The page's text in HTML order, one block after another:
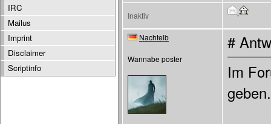
Inaktiv
Nachtelb
Wannabe poster
#
Im
geben.
IRC
Mailus
Imprint
Disclaimer
Scriptinfo